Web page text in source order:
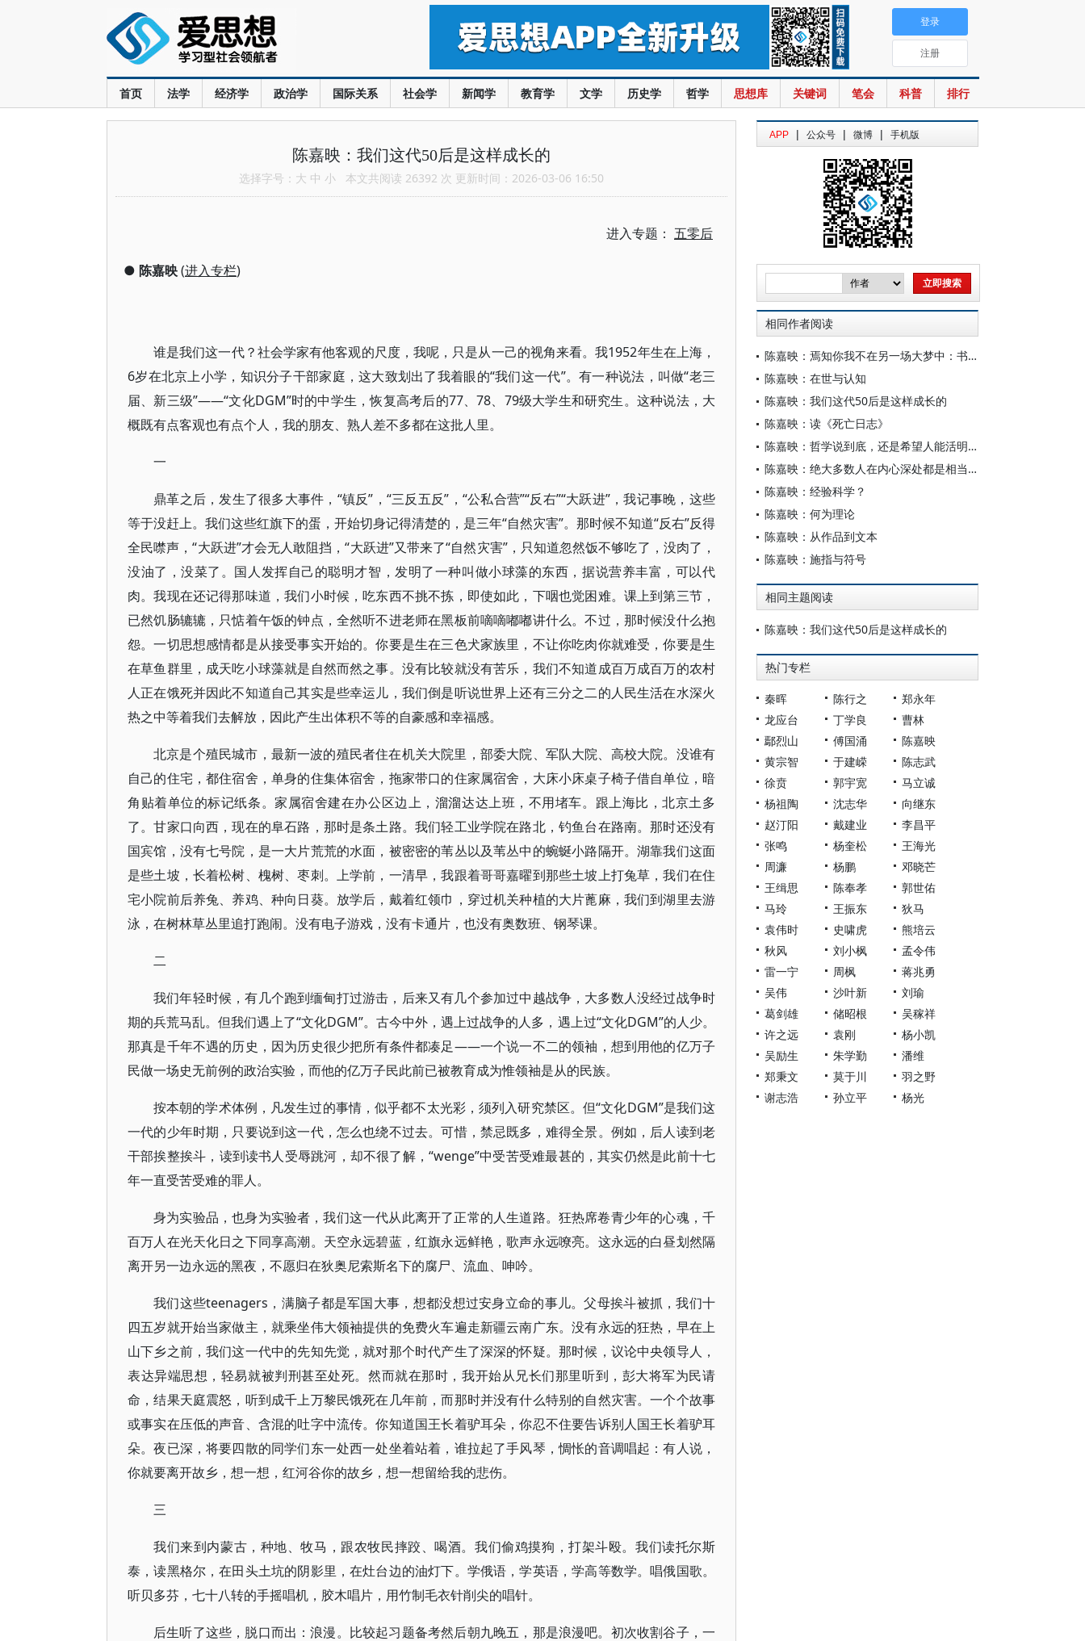
首页 法学 经济学 政治学 国际关系 社会学 新闻学 教育学 文学 历史学 哲学 思想库 关键词 笔会 科普 排行
登录
注册
陈嘉映：我们这代50后是这样成长的
选择字号： 大 中 小 本文共阅读 26392 次 更新时间：2026-03-06 16:50
进入专题： 五零后
● 陈嘉映(进入专栏)
谁是我们这一代？社会学家有他客观的尺度，我呢，只是从一己的视角来看。我1952年生在上海，
6岁在北京上小学，知识分子干部家庭，这大致划出了我着眼的“我们这一代”。有一种说法，叫做“老三
届、新三级”——“文化DGM”时的中学生，恢复高考后的77、78、79级大学生和研究生。这种说法，大
概既有点客观也有点个人，我的朋友、熟人差不多都在这批人里。
一
鼎革之后，发生了很多大事件，“镇反”，“三反五反”，“公私合营”“反右”“大跃进”，我记事晚，这些
等于没赶上。我们这些红旗下的蛋，开始切身记得清楚的，是三年“自然灾害”。那时候不知道“反右”反得
全民噤声，“大跃进”才会无人敢阻挡，“大跃进”又带来了“自然灾害”，只知道忽然饭不够吃了，没肉了，
没油了，没菜了。国人发挥自己的聪明才智，发明了一种叫做小球藻的东西，据说营养丰富，可以代
肉。我现在还记得那味道，我们小时候，吃东西不挑不拣，即使如此，下咽也觉困难。课上到第三节，
已然饥肠辘辘，只惦着午饭的钟点，全然听不进老师在黑板前嘀嘀嘟嘟讲什么。不过，那时候没什么抱
怨。一切思想感情都是从接受事实开始的。你要是生在三色犬家族里，不让你吃肉你就难受，你要是生
在草鱼群里，成天吃小球藻就是自然而然之事。没有比较就没有苦乐，我们不知道成百万成百万的农村
人正在饿死并因此不知道自己其实是些幸运儿，我们倒是听说世界上还有三分之二的人民生活在水深火
热之中等着我们去解放，因此产生出体积不等的自豪感和幸福感。
北京是个殖民城市，最新一波的殖民者住在机关大院里，部委大院、军队大院、高校大院。没谁有
自己的住宅，都住宿舍，单身的住集体宿舍，拖家带口的住家属宿舍，大床小床桌子椅子借自单位，暗
角贴着单位的标记纸条。家属宿舍建在办公区边上，溜溜达达上班，不用堵车。跟上海比，北京土多
了。甘家口向西，现在的阜石路，那时是条土路。我们轻工业学院在路北，钓鱼台在路南。那时还没有
国宾馆，没有七号院，是一大片荒荒的水面，被密密的苇丛以及苇丛中的蜿蜒小路隔开。湖靠我们这面
是些土坡，长着松树、槐树、枣刺。上学前，一清早，我跟着哥哥嘉曜到那些土坡上打兔草，我们在住
宅小院前后养兔、养鸡、种向日葵。放学后，戴着红领巾，穿过机关种植的大片蓖麻，我们到湖里去游
泳，在树林草丛里追打跑闹。没有电子游戏，没有卡通片，也没有奥数班、钢琴课。
二
我们年轻时候，有几个跑到缅甸打过游击，后来又有几个参加过中越战争，大多数人没经过战争时
期的兵荒马乱。但我们遇上了“文化DGM”。古今中外，遇上过战争的人多，遇上过“文化DGM”的人少。
那真是千年不遇的历史，因为历史很少把所有条件都凑足——一个说一不二的领袖，想到用他的亿万子
民做一场史无前例的政治实验，而他的亿万子民此前已被教育成为惟领袖是从的民族。
按本朝的学术体例，凡发生过的事情，似乎都不太光彩，须列入研究禁区。但“文化DGM”是我们这
一代的少年时期，只要说到这一代，怎么也绕不过去。可惜，禁忌既多，难得全景。例如，后人读到老
干部挨整挨斗，读到读书人受辱跳河，却不很了解，“wenge”中受苦受难最甚的，其实仍然是此前十七
年一直受苦受难的罪人。
身为实验品，也身为实验者，我们这一代从此离开了正常的人生道路。狂热席卷青少年的心魂，千
百万人在光天化日之下同享高潮。天空永远碧蓝，红旗永远鲜艳，歌声永远嘹亮。这永远的白昼划然隔
离开另一边永远的黑夜，不愿归在狄奥尼索斯名下的腐尸、流血、呻吟。
我们这些teenagers，满脑子都是军国大事，想都没想过安身立命的事儿。父母挨斗被抓，我们十
四五岁就开始当家做主，就乘坐伟大领袖提供的免费火车遍走新疆云南广东。没有永远的狂热，早在上
山下乡之前，我们这一代中的先知先觉，就对那个时代产生了深深的怀疑。那时候，议论中央领导人，
表达异端思想，轻易就被判刑甚至处死。然而就在那时，我开始从兄长们那里听到，彭大将军为民请
命，结果天庭震怒，听到成千上万黎民饿死在几年前，而那时并没有什么特别的自然灾害。一个个故事
或事实在压低的声音、含混的吐字中流传。你知道国王长着驴耳朵，你忍不住要告诉别人国王长着驴耳
朵。夜已深，将要四散的同学们东一处西一处坐着站着，谁拉起了手风琴，惆怅的音调唱起：有人说，
你就要离开故乡，想一想，红河谷你的故乡，想一想留给我的悲伤。
三
我们来到内蒙古，种地、牧马，跟农牧民摔跤、喝酒。我们偷鸡摸狗，打架斗殴。我们读托尔斯
泰，读黑格尔，在田头土坑的阴影里，在灶台边的油灯下。学俄语，学英语，学高等数学。唱俄国歌。
听贝多芬，七十八转的手摇唱机，胶木唱片，用竹制毛衣针削尖的唱针。
后生听了这些，脱口而出：浪漫。比较起习题备考然后朝九晚五，那是浪漫吧。初次收割谷子，一
APP | 公众号 | 微博 | 手机版
相同作者阅读
陈嘉映：焉知你我不在另一场大梦中：书评六则
陈嘉映：在世与认知
陈嘉映：我们这代50后是这样成长的
陈嘉映：读《死亡日志》
陈嘉映：哲学说到底，还是希望人能活明白
陈嘉映：绝大多数人在内心深处都是相当正派的吗
陈嘉映：经验科学？
陈嘉映：何为理论
陈嘉映：从作品到文本
陈嘉映：施指与符号
相同主题阅读
陈嘉映：我们这代50后是这样成长的
热门专栏
秦晖 陈行之
郑永年
龙应台
丁学良
曹林
鄢烈山
傅国涌
陈嘉映
黄宗智
于建嵘
陈志武
徐贲
郭宇宽
马立诚
杨祖陶
沈志华
向继东
赵汀阳
戴建业
李昌平
张鸣
杨奎松
王海光
周濂
杨鹏
邓晓芒
王缉思
陈奉孝
郭世佑
马玲
王振东
狄马
袁伟时
史啸虎
熊培云
秋风
刘小枫
孟令伟
雷一宁
周枫
蒋兆勇
吴伟
沙叶新
刘瑜
葛剑雄
储昭根
吴稼祥
许之远
袁刚
杨小凯
吴励生
朱学勤
潘维
郑秉文
莫于川
羽之野
谢志浩
孙立平 杨光